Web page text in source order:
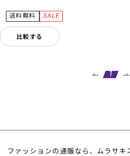
比較する
1
ファッションの通販なら、ムラサ